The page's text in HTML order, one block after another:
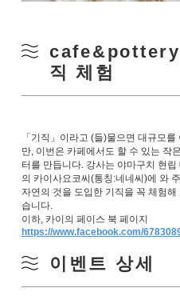
cafe&pottery
직 체험
「기직」이라고 (들)물으면 대규모
만, 이번은 카페에서도 할 수 있는 작
터를 만듭니다. 강사는 야마구치 현
의 카이사요코씨(통칭:네네씨)에 와
자연의 것을 도입한 기직을 꼭 체험
습니다.
이하, 카이의 페이스 북 페이지
https://www.facebook.com/
이벤트 상세